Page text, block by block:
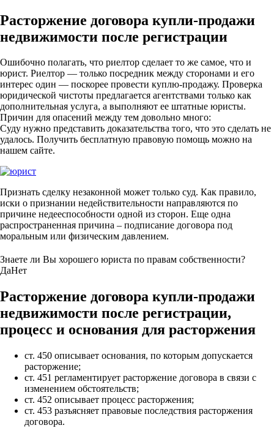
Расторжение договора купли-продажи
недвижимости после регистрации
Ошибочно полагать, что риелтор сделает то же самое, что и
юрист. Риелтор — только посредник между сторонами и его
интерес один — поскорее провести куплю-продажу. Проверка
юридической чистоты предлагается агентствами только как
дополнительная услуга, а выполняют ее штатные юристы.
Причин для опасений между тем довольно много:
Суду нужно представить доказательства того, что это сделать не
удалось. Получить бесплатную правовую помощь можно на
нашем сайте.
Признать сделку незаконной может только суд. Как правило,
иски о признании недействительности направляются по
причине недееспособности одной из сторон. Еще одна
распространенная причина – подписание договора под
моральным или физическим давлением.
Знаете ли Вы хорошего юриста по правам собственности?
ДаНет
Расторжение договора купли-продажи
недвижимости после регистрации,
процесс и основания для расторжения
ст. 450 описывает основания, по которым допускается
расторжение;
ст. 451 регламентирует расторжение договора в связи с
изменением обстоятельств;
ст. 452 описывает процесс расторжения;
ст. 453 разъясняет правовые последствия расторжения
договора.